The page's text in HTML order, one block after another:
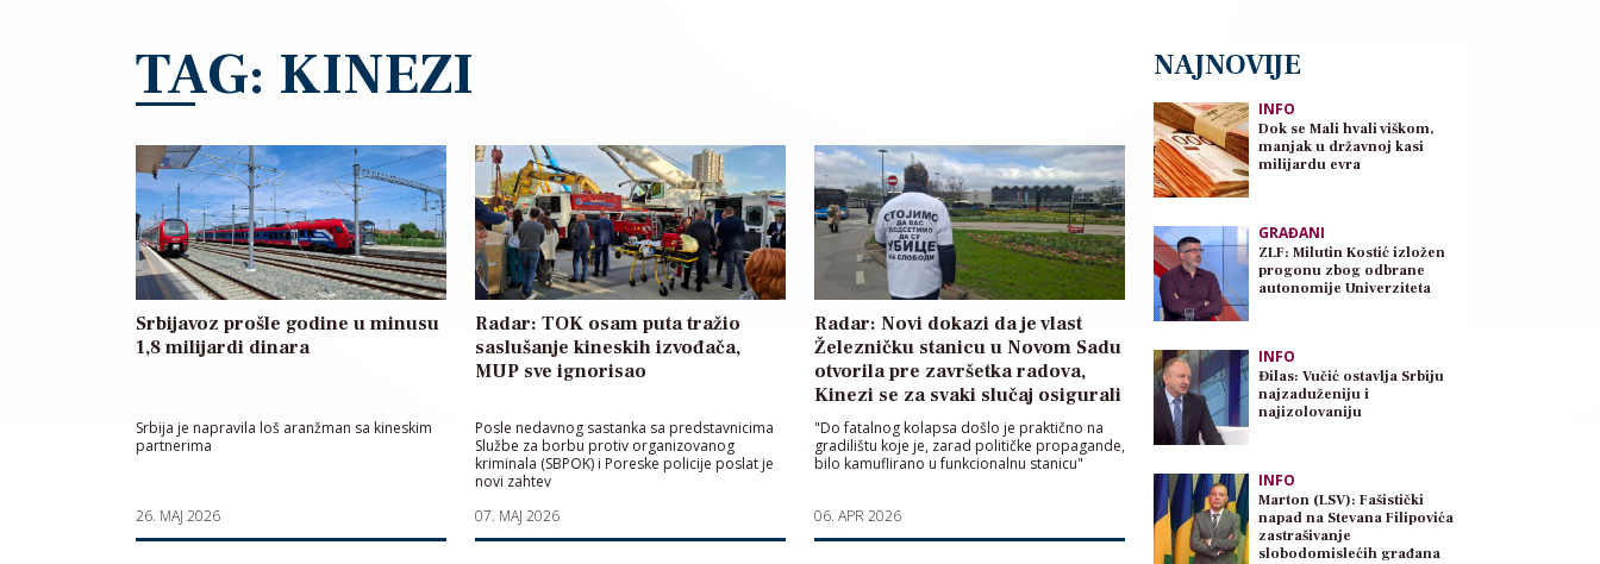
TAG: KINEZI
Srbijavoz prošle godine u minusu
1,8 milijardi dinara
Srbija je napravila loš aranžman sa kineskim
partnerima
26. MAJ 2026
Radar: TOK osam puta tražio
saslušanje kineskih izvođača,
MUP sve ignorisao
Posle nedavnog sastanka sa predstavnicima
Službe za borbu protiv organizovanog
kriminala (SBPOK) i Poreske policije poslat je
novi zahtev
07. MAJ 2026
Radar: Novi dokazi da je vlast
Železničku stanicu u Novom Sadu
otvorila pre završetka radova,
Kinezi se za svaki slučaj osigurali
"Do fatalnog kolapsa došlo je praktično na
gradilištu koje je, zarad političke propagande,
bilo kamuflirano u funkcionalnu stanicu"
06. APR 2026
NAJNOVIJE
INFO
Dok se Mali hvali viškom,
manjak u državnoj kasi
milijardu evra
GRAĐANI
ZLF: Milutin Kostić izložen
progonu zbog odbrane
autonomije Univerziteta
INFO
Đilas: Vučić ostavlja Srbiju
najzaduženiju i
najizolovaniju
INFO
Marton (LSV): Fašistički
napad na Stevana Filipovića
zastrašivanje
slobodomislećih građana